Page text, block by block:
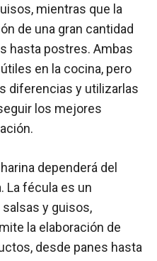
mientras que la
de una gran cantidad
hasta postres. Ambas
en la cocina, pero
diferencias y utilizarlas
los mejores
dependerá del
La fécula es un
y guisos,
la elaboración de
desde panes hasta